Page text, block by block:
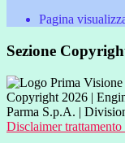
Pagina
Sezione
Copyright 2026 |
Parma S.p.A. |
Disclaimer trattamento